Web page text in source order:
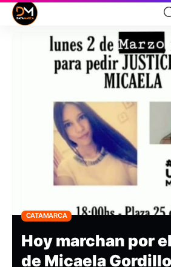
CATAMARCA
Hoy marchan por
de Micaela Gordillo